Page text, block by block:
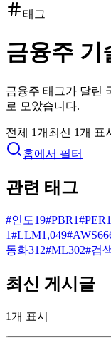
태그
금융주 기
금융주 태그가 달린
로 모았습니다.
전체 1개 최신 1개 표
홈에서 필터
관련 태그
#인도19#PBR1#PER1
1#LLM1,049#AWS
동화312#ML302#검
최신 게시글
1개 표시